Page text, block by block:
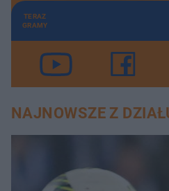
TERAZ
GRAMY
NAJNOWSZE Z